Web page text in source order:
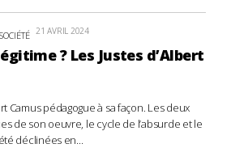
SOCIÉTÉ 21 AVRIL 2024
? Les Justes d’Albert
Camus pédagogue à sa façon. Les deux
de son oeuvre, le cycle de l’absurde et le
déclinées en...